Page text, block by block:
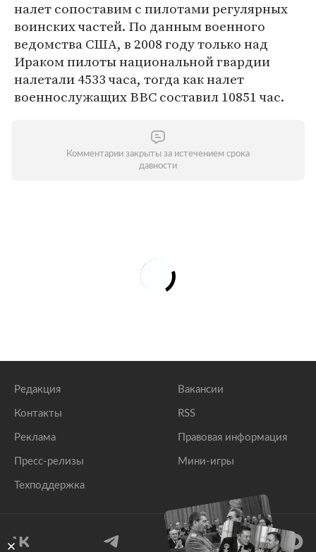
налет сопоставим с пилотами регулярных
воинских частей. По данным военного
ведомства США, в 2008 году только над
Ираком пилоты национальной гвардии
налетали 4533 часа, тогда как налет
военнослужащих ВВС составил 10851 час.
Комментарии закрыты за истечением срока
давности
Редакция
Контакты
Реклама
Пресс-релизы
Техподдержка
Вакансии
RSS
Правовая информация
Мини-игры